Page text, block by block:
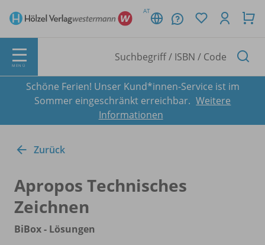
AT
MENÜ
Schöne Ferien! Unser Kund*innen-Service ist im
Sommer eingeschränkt erreichbar. Weitere
Informationen
Zurück
Apropos Technisches
Zeichnen
BiBox - Lösungen